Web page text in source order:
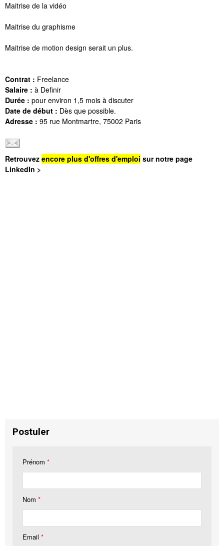
Maitrise de la vidéo
Maitrise du graphisme
Maitrise de motion design serait un plus.
Contrat : Freelance
Salaire : à Definir
Durée : pour environ 1,5 mois à discuter
Date de début : Dès que possible.
Adresse : 95 rue Montmartre, 75002 Paris
Retrouvez encore plus d'offres d'emploi sur notre page
LinkedIn >
Postuler
Prénom *
Nom *
Email *